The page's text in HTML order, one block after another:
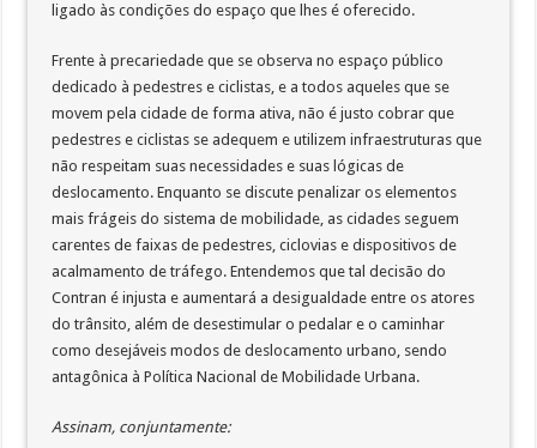
ligado às condições do espaço que lhes é oferecido.
Frente à precariedade que se observa no espaço público
dedicado à pedestres e ciclistas, e a todos aqueles que se
movem pela cidade de forma ativa, não é justo cobrar que
pedestres e ciclistas se adequem e utilizem infraestruturas que
não respeitam suas necessidades e suas lógicas de
deslocamento. Enquanto se discute penalizar os elementos
mais frágeis do sistema de mobilidade, as cidades seguem
carentes de faixas de pedestres, ciclovias e dispositivos de
acalmamento de tráfego. Entendemos que tal decisão do
Contran é injusta e aumentará a desigualdade entre os atores
do trânsito, além de desestimular o pedalar e o caminhar
como desejáveis modos de deslocamento urbano, sendo
antagônica à Política Nacional de Mobilidade Urbana.
Assinam, conjuntamente: